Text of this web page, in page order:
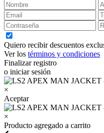
Quiero recibir descuentos
Ver los términos y condiciones
Finalizar registro
o iniciar sesión
×
Aceptar
×
Producto agregado a carrito